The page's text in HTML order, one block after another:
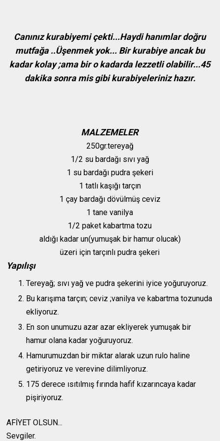
Canınız kurabiyemi çekti...Haydi hanımlar doğru
mutfağa ..Üşenmek yok... Bir kurabiye ancak bu
kadar kolay ;ama bir o kadarda lezzetli olabilir...45
dakika sonra mis gibi kurabiyeleriniz hazır.
MALZEMELER
250gr.tereyağ
1/2 su bardağı sıvı yağ
1 su bardağı pudra şekeri
1 tatlı kaşığı tarçın
1 çay bardağı dövülmüş ceviz
1 tane vanilya
1/2 paket kabartma tozu
aldığı kadar un(yumuşak bir hamur olucak)
üzeri için tarçınlı pudra şekeri
Yapılışı
Tereyağ; sıvı yağ ve pudra şekerini iyice yoğuruyoruz.
Bu karışıma tarçın; ceviz ;vanilya ve kabartma tozunuda
ekliyoruz.
En son unumuzu azar azar ekliyerek yumuşak bir
hamur olana kadar yoğuruyoruz.
Hamurumuzdan bir miktar alarak uzun rulo haline
getiriyoruz ve verevine dilimliyoruz.
175 derece ısıtılmış fırında hafif kızarıncaya kadar
pişiriyoruz.
AFİYET OLSUN...
Sevgiler.